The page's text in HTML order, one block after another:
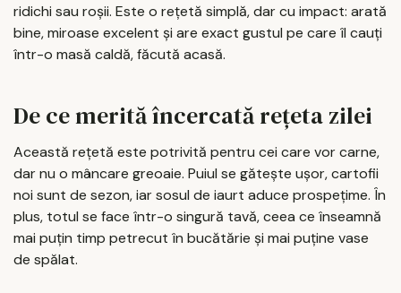
ridichi sau roșii. Este o rețetă simplă, dar cu impact: arată
bine, miroase excelent și are exact gustul pe care îl cauți
într-o masă caldă, făcută acasă.
De ce merită încercată rețeta zilei
Această rețetă este potrivită pentru cei care vor carne,
dar nu o mâncare greoaie. Puiul se gătește ușor, cartofii
noi sunt de sezon, iar sosul de iaurt aduce prospețime. În
plus, totul se face într-o singură tavă, ceea ce înseamnă
mai puțin timp petrecut în bucătărie și mai puține vase
de spălat.